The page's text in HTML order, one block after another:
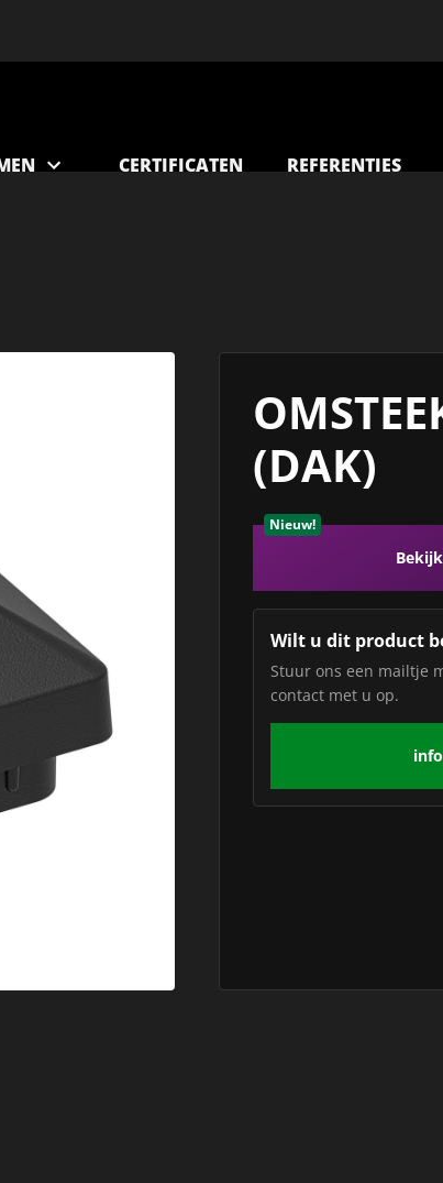
CERTIFICATEN REFERENTIES
(DAK)
Nieuw!
Wilt u dit product
Stuur ons een mailtje
contact met u op.